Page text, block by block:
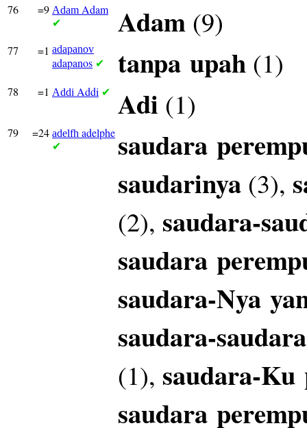
76 =9 Adam Adam
✔ Adam (9)
77 =1 adapanov
adapanos ✔ tanpa upah (1)
78 =1 Addi Addi ✔ Adi (1)
79 =24 adelfh adelphe
✔ saudara
saudarinya (3),
(2), saudara-
saudara
saudara-Nya
saudara-saudara
(1), saudara-Ku
saudara